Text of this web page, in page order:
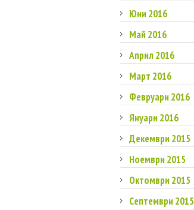
Юни 2016
Май 2016
Април 2016
Март 2016
Февруари 2016
Януари 2016
Декември 2015
Ноември 2015
Октомври 2015
Септември 2015